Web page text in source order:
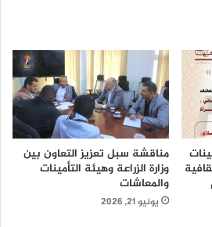
مناقشة سبل تعزيز التعاون بين
وزارة الزراعة وهيئة التأمينات
والمعاشات
يونيو 21, 2026